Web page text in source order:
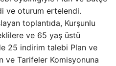
ve oturum ertelendi.
toplantıda, Kurşunlu
ve 65 yaş üstü
25 indirim talebi Plan ve
ve Tarifeler Komisyonuna